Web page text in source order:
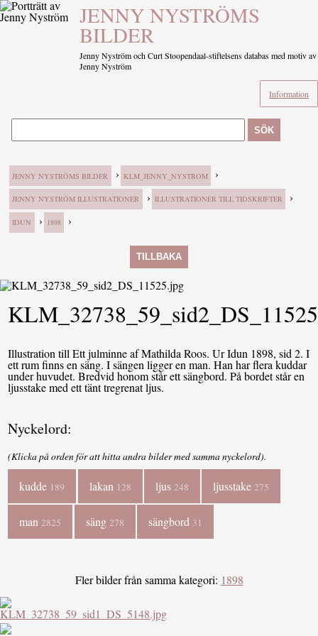
JENNY NYSTRÖMS
BILDER
Jenny Nyström och Curt Stoopendaal-stiftelsens databas med motiv av
Jenny Nyström
Information
SÖK
JENNY NYSTRÖMS BILDER › KLM_JENNY_NYSTROM ›
JENNY NYSTRÖM ILLUSTRATIONER › ILLUSTRATIONER TILL TIDSKRIFTER ›
IDUN › 1898 ›
TILLBAKA
Illustration till Ett julminne af Mathilda Roos. Ur Idun 1898, sid 2. I
ett rum finns en säng. I sängen ligger en man. Han har flera kuddar
under huvudet. Bredvid honom står ett sängbord. På bordet står en
ljusstake med ett tänt tregrenat ljus.
Nyckelord:
(Klicka på orden för att hitta andra bilder med samma nyckelord).
kudde 189 lakan 128 ljus 248 ljusstake 275
man 2825 säng 278 sängbord 31
Fler bilder från samma kategori: 1898